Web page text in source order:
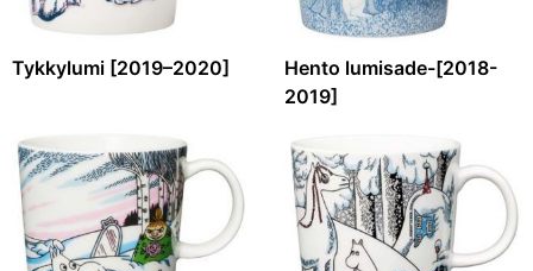
Tykkylumi [2019–2020]
Hento lumisade-[2018-
2019]